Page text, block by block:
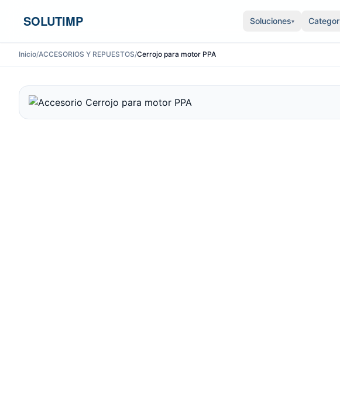
SOLUTIMP Soluciones▾
Inicio/ACCESORIOS Y REPUESTOS/Cerrojo para motor PPA